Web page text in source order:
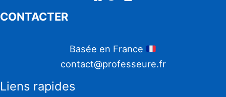
CONTACTER
Basée en France
contact@professeure.fr
Liens rapides